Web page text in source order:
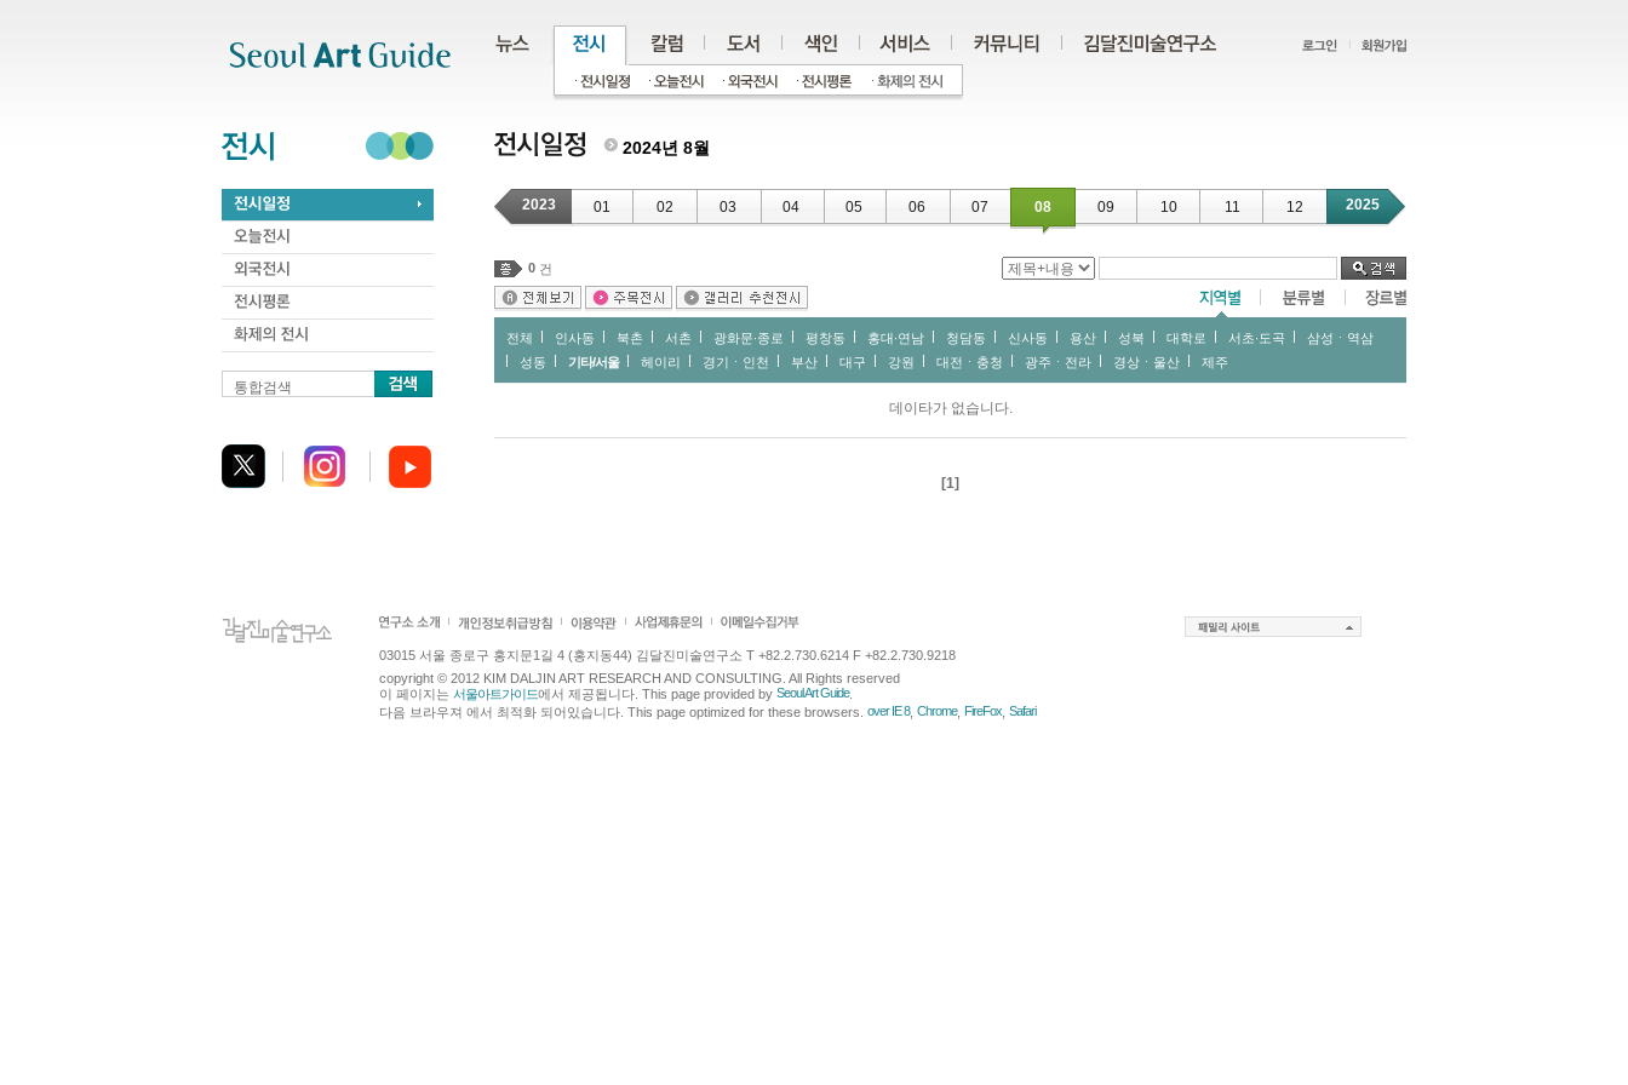
통합검색
2024년 8월
2023 01 02 03 04 05 06 07 08 09 10 11 12 2025
0 건
전체 인사동 북촌 서촌 광화문∙종로 평창동 홍대∙연남 청담동 신사동 용산 성북 대학로 서초∙도곡
삼성ㆍ역삼
성동
기타/서울 헤이리 경기ㆍ인천 부산 대구 강원 대전ㆍ충청 광주ㆍ전라 경상ㆍ울산 제주
데이타가 없습니다.
[1]
03015 서울 종로구 홍지문1길 4 (홍지동44) 김달진미술연구소 T +82.2.730.6214 F +82.2.730.9218
copyright © 2012 KIM DALJIN ART RESEARCH AND CONSULTING. All Rights reserved
이 페이지는 서울아트가이드에서 제공됩니다. This page provided by Seoul Art Guide.
다음 브라우져 에서 최적화 되어있습니다. This page optimized for these browsers. over IE 8, Chrome, FireFox Safari